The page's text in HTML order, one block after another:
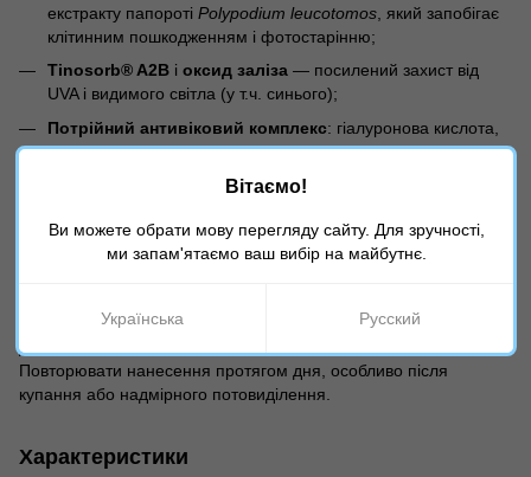
екстракту папороті Polypodium leucotomos , який запобігає
клітинним пошкодженням і фотостарінню;
Tinosorb® A2B і оксид заліза — посилений захист від
UVA і видимого світла (у т.ч. синього);
Потрійний антивіковий комплекс: гіалуронова кислота,
серин, трегалоза — інтенсивне зволоження й ліфтинг;
Система захисту від забруднень
Soft Focus Technology — миттєвий ефект розгладження
й візуальної корекції зморшок.
Перед застосуванням ретельно збовтати. Рівномірно нанести
достатню кількість засобу на обличчя перед виходом на сонце.
Повторювати нанесення протягом дня, особливо після
купання або надмірного потовиділення.
Характеристики
Вітаємо!
Ви можете обрати мову перегляду сайту. Для зручності,
ми запам'ятаємо ваш вибір на майбутнє.
Українська Русский